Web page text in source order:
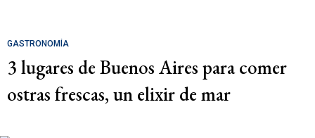
GASTRONOMÍA
3 lugares de Buenos Aires para comer
ostras frescas, un elixir de mar